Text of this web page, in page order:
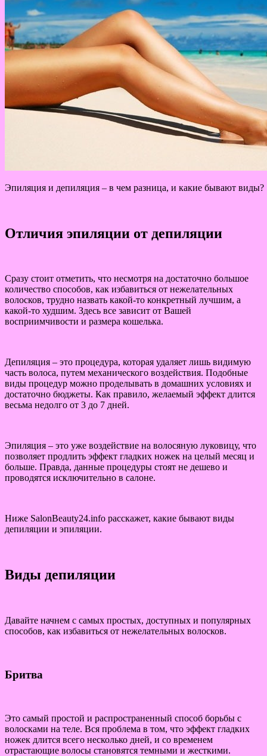
Эпиляция и депиляция – в чем разница, и какие бывают виды?
Отличия эпиляции от депиляции
Сразу стоит отметить, что несмотря на достаточно большое
количество способов, как избавиться от нежелательных
волосков, трудно назвать какой-то конкретный лучшим, а
какой-то худшим. Здесь все зависит от Вашей
восприимчивости и размера кошелька.
Депиляция – это процедура, которая удаляет лишь видимую
часть волоса, путем механического воздействия. Подобные
виды процедур можно проделывать в домашних условиях и
достаточно бюджеты. Как правило, желаемый эффект длится
весьма недолго от 3 до 7 дней.
Эпиляция – это уже воздействие на волосяную луковицу, что
позволяет продлить эффект гладких ножек на целый месяц и
больше. Правда, данные процедуры стоят не дешево и
проводятся исключительно в салоне.
Ниже SalonBeauty24.info расскажет, какие бывают виды
депиляции и эпиляции.
Виды депиляции
Давайте начнем с самых простых, доступных и популярных
способов, как избавиться от нежелательных волосков.
Бритва
Это самый простой и распространенный способ борьбы с
волосками на теле. Вся проблема в том, что эффект гладких
ножек длится всего несколько дней, и со временем
отрастающие волосы становятся темными и жесткими.